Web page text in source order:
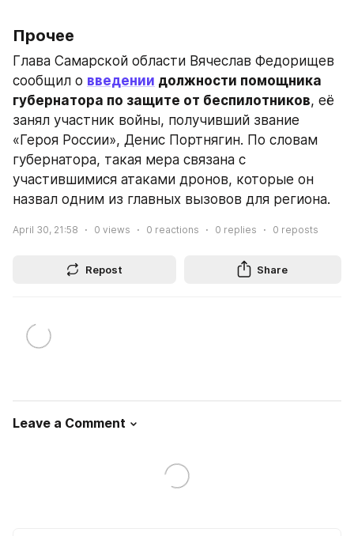
Прочее
Глава Самарской области Вячеслав Федорищев
сообщил о введении должности помощника
губернатора по защите от беспилотников, её
занял участник войны, получивший звание
«Героя России», Денис Портнягин. По словам
губернатора, такая мера связана с
участившимися атаками дронов, которые он
назвал одним из главных вызовов для региона.
April 30, 21:58 0 views 0 reactions 0 replies 0 reposts
Repost Share
Leave a Comment